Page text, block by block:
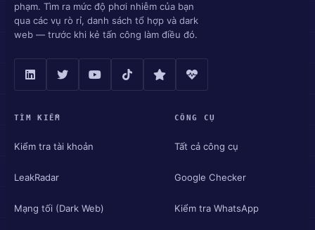
phạm. Tìm ra mức độ phơi nhiễm của bạn
qua các vụ rò rỉ, danh sách tổ hợp và dark
web — trước khi kẻ tấn công làm điều đó.
TÌM KIẾM
Kiểm tra tài khoản
LeakRadar
Mạng tối (Dark Web)
CÔNG CỤ
Tất cả công cụ
Google Checker
Kiểm tra WhatsApp